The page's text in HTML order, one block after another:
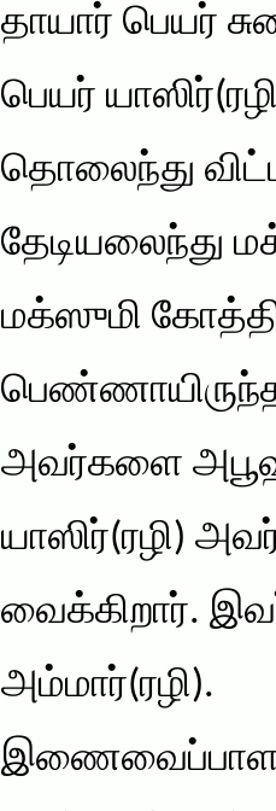
தாயார் பெயர்
பெயர்
தொலைந்து
தேடியலைந்து
மக்ஸுமி
பெண்ணாயிருந்த
அவர்களை
யாஸிர்(ரழி)
வைக்கிறார்.
அம்மார்(ரழி).